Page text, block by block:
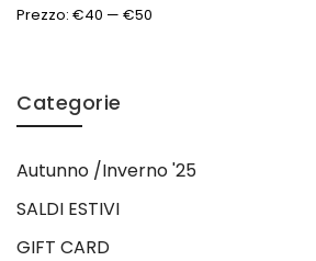
Prezzo: €40 — €50
Categorie
Autunno /Inverno '25
SALDI ESTIVI
GIFT CARD